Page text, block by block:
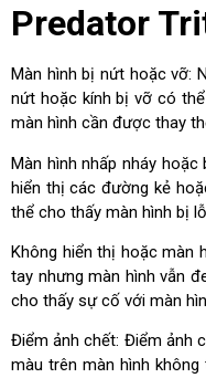
Predator
Màn hình bị nứt hoặc vỡ:
nứt hoặc kính bị vỡ có
màn hình cần được thay
Màn hình nhấp nháy hoặc
hiển thị các đường kẻ
thể cho thấy màn hình bị
Không hiển thị hoặc màn
tay nhưng màn hình vẫn
cho thấy sự cố với màn
Điểm ảnh chết: Điểm ảnh
màu trên màn hình